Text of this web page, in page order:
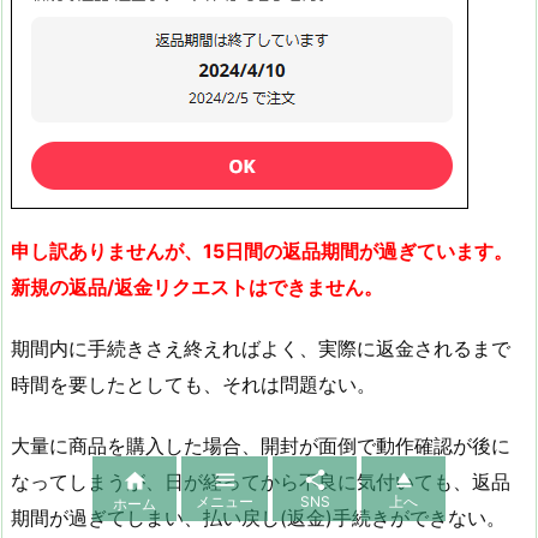
申し訳ありませんが、15日間の返品期間が過ぎています。
新規の返品/返金リクエストはできません。
期間内に手続きさえ終えればよく、実際に返金されるまで
時間を要したとしても、それは問題ない。
大量に商品を購入した場合、開封が面倒で動作確認が後に
なってしまうが、日が経ってから不良に気付いても、返品
期間が過ぎてしまい、払い戻し(返金)手続きができない。

ホーム

メニュー

SNS

上へ